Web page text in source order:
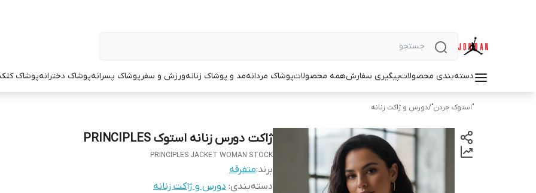
دسته‌بندی محصولاتپیگیری سفارشهمه محصولاتپوشاک مردانهمد و پوشاک زنانهورزش و سفرپوشاک پسرانهپوشاک دخترانهپوشاک
"استوک جردن"/دورس و ژاکت زنانه
ژاکت دورس زنانه استوک PRINCIPLES
PRINCIPLES JACKET WOMAN STOCK
برند:متفرقه
دسته‌بندی: دورس و ژاکت زنانه